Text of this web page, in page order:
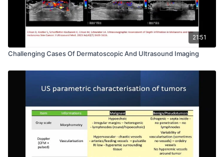
21:51
Challenging Cases Of Dermatoscopic And Ultrasound Imaging